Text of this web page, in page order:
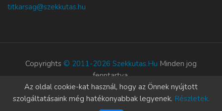
titkarsag@szekkutas.hu
Copyrights © 2011-2026 Szekkutas.hu Minden jog
fenntartva.
Süti szabályzat
Az oldal cookie-kat használ, hogy az Önnek nyújtott
szolgáltatásaink még hatékonyabbak legyenek. Részletek.